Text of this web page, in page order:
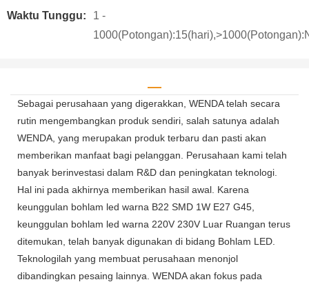
Waktu Tunggu:
1 -
Sebagai perusahaan yang digerakkan, WENDA telah secara
rutin mengembangkan produk sendiri, salah satunya adalah
WENDA, yang merupakan produk terbaru dan pasti akan
memberikan manfaat bagi pelanggan. Perusahaan kami telah
banyak berinvestasi dalam R&D dan peningkatan teknologi.
Hal ini pada akhirnya memberikan hasil awal. Karena
keunggulan bohlam led warna B22 SMD 1W E27 G45,
keunggulan bohlam led warna 220V 230V Luar Ruangan terus
ditemukan, telah banyak digunakan di bidang Bohlam LED.
Teknologilah yang membuat perusahaan menonjol
dibandingkan pesaing lainnya. WENDA akan fokus pada